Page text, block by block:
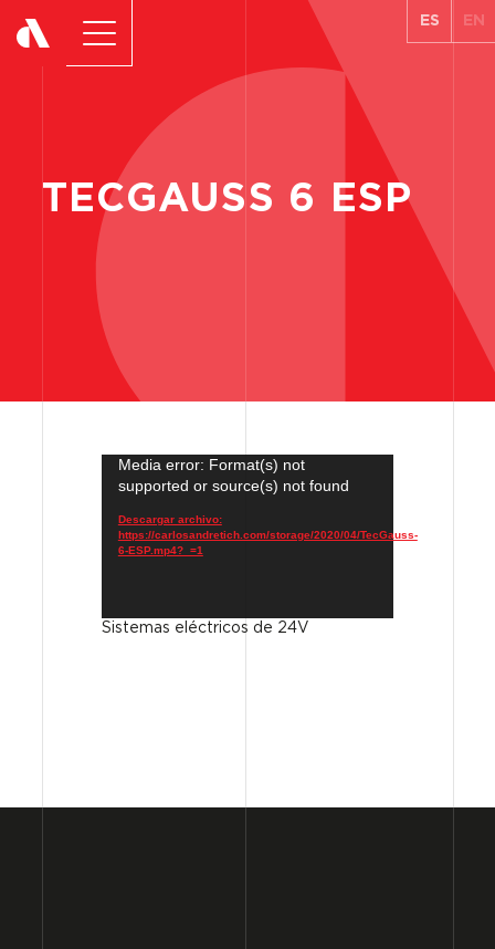
ES EN
TECGAUSS 6 ESP
Reproductor
de
vídeo
Media error: Format(s) not
supported or source(s) not found
Descargar archivo:
https://carlosandretich.com/storage/2020/04/TecGauss-
6-ESP.mp4?_=1
Sistemas eléctricos de 24V